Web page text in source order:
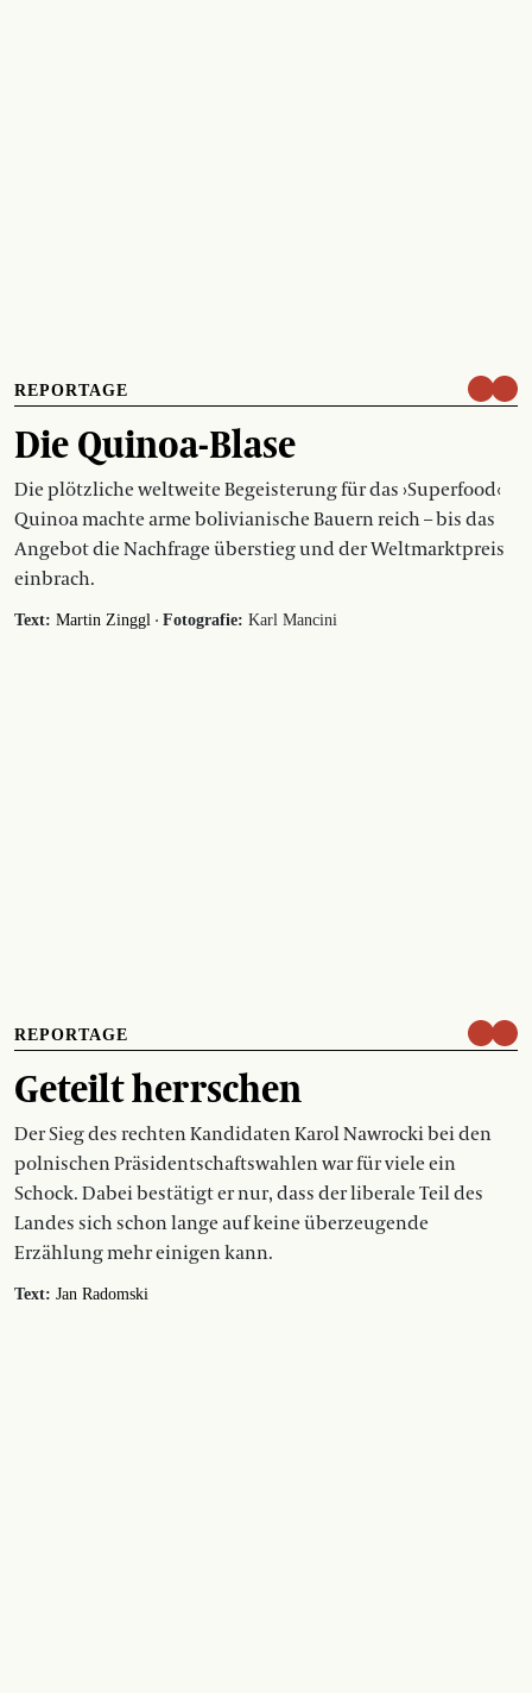
REPORTAGE
Die Quinoa-Blase
Die plötzliche weltweite Begeisterung für das ›Superfood‹
Quinoa machte arme bolivianische Bauern reich – bis das
Angebot die Nachfrage überstieg und der Weltmarktpreis
einbrach.
Text: Martin Zinggl · Fotografie: Karl Mancini
REPORTAGE
Geteilt herrschen
Der Sieg des rechten Kandidaten Karol Nawrocki bei den
polnischen Präsidentschaftswahlen war für viele ein
Schock. Dabei bestätigt er nur, dass der liberale Teil des
Landes sich schon lange auf keine überzeugende
Erzählung mehr einigen kann.
Text: Jan Radomski